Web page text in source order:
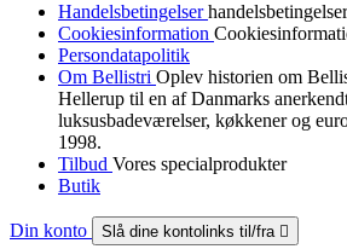
Handelsbetingelserhandelsbetingelser
Cookiesinformation
Persondatapolitik
Om Bellistri Oplev historien om
Hellerup til en af Danmarks
luksus­badeværelser, køkkener og
1998.
Tilbud Vores specialprodukter
Butik
Din konto Slå dine kontolinks til/fra 